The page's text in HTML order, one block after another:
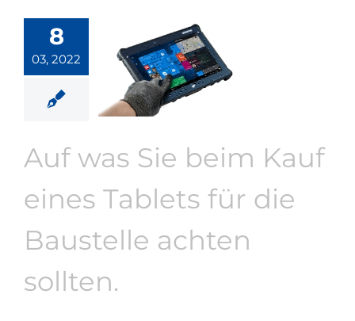
8
03, 2022
Auf was Sie beim Kauf
eines Tablets für die
Baustelle achten
sollten.